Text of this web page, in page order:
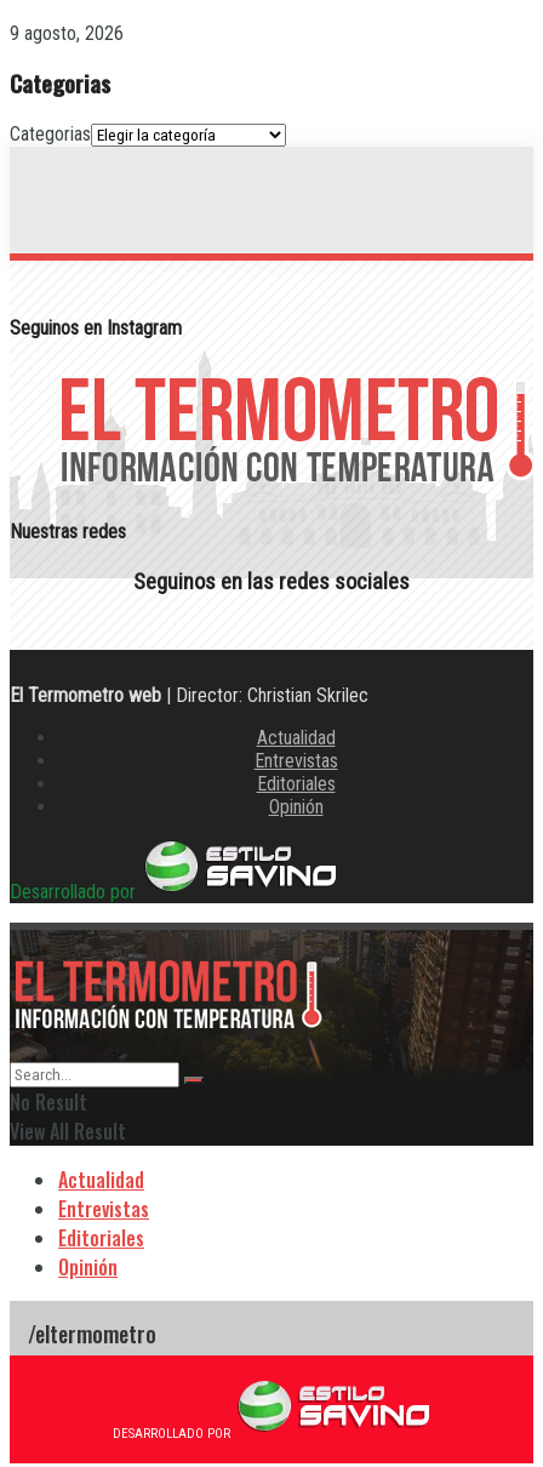
9 agosto, 2026
Categorias
Categorias
Seguinos en Instagram
Nuestras redes
Seguinos en las redes sociales
El Termometro web | Director: Christian Skrilec
Actualidad
Entrevistas
Editoriales
Opinión
Desarrollado por
No Result
View All Result
Actualidad
Entrevistas
Editoriales
Opinión
DESARROLLADO POR